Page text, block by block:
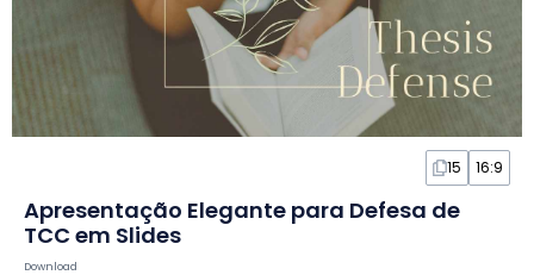
15 16:9
Apresentação Elegante para Defesa de
TCC em Slides
Download